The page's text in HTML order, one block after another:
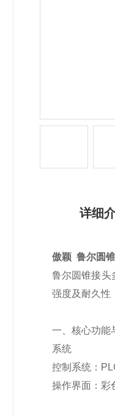
详细
傲颖 鲁尔圆
鲁尔圆锥接头
强度及耐久性
一、核心功能
系统
控制系统：
操作界面：彩